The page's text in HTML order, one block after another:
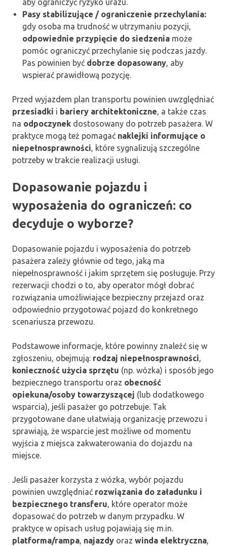
Pasy stabilizujące / ograniczenie przechylania:
gdy osoba ma trudność w utrzymaniu pozycji,
odpowiednie przypięcie do siedzenia może
pomóc ograniczyć przechylanie się podczas jazdy.
Pas powinien być dobrze dopasowany , aby
wspierać prawidłową pozycję.
Przed wyjazdem plan transportu powinien uwzględniać
przesiadki i bariery architektoniczne , a także czas
na odpoczynek dostosowany do potrzeb pasażera. W
praktyce mogą też pomagać naklejki informujące o
niepełnosprawności , które sygnalizują szczególne
potrzeby w trakcie realizacji usługi.
Dopasowanie pojazdu i
wyposażenia do ograniczeń: co
decyduje o wyborze?
Dopasowanie pojazdu i wyposażenia do potrzeb
pasażera zależy głównie od tego, jaką ma
niepełnosprawność i jakim sprzętem się posługuje. Przy
rezerwacji chodzi o to, aby operator mógł dobrać
rozwiązania umożliwiające bezpieczny przejazd oraz
odpowiednio przygotować pojazd do konkretnego
scenariusza przewozu.
Podstawowe informacje, które powinny znaleźć się w
zgłoszeniu, obejmują: rodzaj niepełnosprawności,
konieczność użycia sprzętu (np. wózka) i sposób jego
bezpiecznego transportu oraz obecność
opiekuna/osoby towarzyszącej (lub dodatkowego
wsparcia), jeśli pasażer go potrzebuje. Tak
przygotowane dane ułatwiają organizację przewozu i
sprawiają, że wsparcie jest możliwe od momentu
wyjścia z miejsca zakwaterowania do dojazdu na
miejsce.
Jeśli pasażer korzysta z wózka, wybór pojazdu
powinien uwzględniać rozwiązania do załadunku i
bezpiecznego transferu, które operator może
dopasować do potrzeb w danym przypadku. W
praktyce w opisach usług pojawiają się m.in.
platforma/rampa, najazdy oraz winda elektryczna,